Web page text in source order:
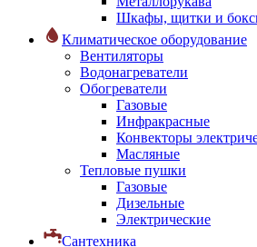
Шкафы, щитки и
Климатическое оборудование
Вентиляторы
Водонагреватели
Обогреватели
Газовые
Инфракрасные
Конвекторы
Масляные
Тепловые пушки
Газовые
Дизельные
Электрические
Сантехника